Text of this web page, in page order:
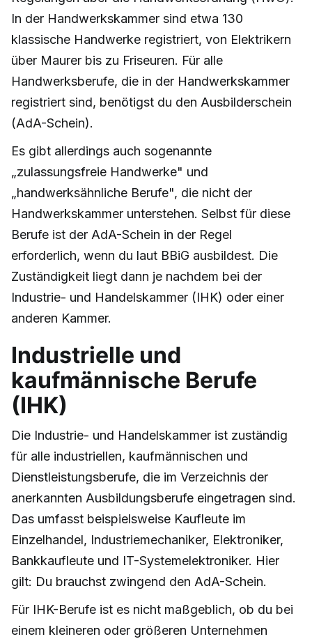
In der Handwerkskammer sind etwa 130
klassische Handwerke registriert, von Elektrikern
über Maurer bis zu Friseuren. Für alle
Handwerksberufe, die in der Handwerkskammer
registriert sind, benötigst du den Ausbilderschein
(AdA-Schein).
Es gibt allerdings auch sogenannte
„zulassungsfreie Handwerke" und
„handwerksähnliche Berufe", die nicht der
Handwerkskammer unterstehen. Selbst für diese
Berufe ist der AdA-Schein in der Regel
erforderlich, wenn du laut BBiG ausbildest. Die
Zuständigkeit liegt dann je nachdem bei der
Industrie- und Handelskammer (IHK) oder einer
anderen Kammer.
Industrielle und
kaufmännische Berufe
(IHK)
Die Industrie- und Handelskammer ist zuständig
für alle industriellen, kaufmännischen und
Dienstleistungsberufe, die im Verzeichnis der
anerkannten Ausbildungsberufe eingetragen sind.
Das umfasst beispielsweise Kaufleute im
Einzelhandel, Industriemechaniker, Elektroniker,
Bankkaufleute und IT-Systemelektroniker. Hier
gilt: Du brauchst zwingend den AdA-Schein.
Für IHK-Berufe ist es nicht maßgeblich, ob du bei
einem kleineren oder größeren Unternehmen